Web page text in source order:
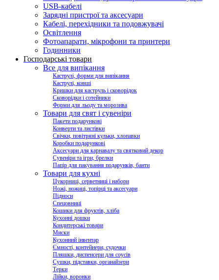
USB-кабелі
Зарядні пристрої та аксесуари
Кабелі, перехідники та подовжувачі
Освітлення
Фотоапарати, мікрофони та принтери
Годинники
Господарські товари
Все для випікання
Каструлі, форми для випікання
Каструлі, ковші
Кришки для каструль і сковорідок
Сковорідки і сотейники
Форми для льоду та морозива
Товари для свят і сувеніри
Пакети подарункові
Конверти та листівки
Свічки, повітряні кульки, хлопавки
Коробки подарункові
Аксесуари для карнавалу та святковий декор
Сувеніри та ігри, брелки
Папір для пакування подарунків, банти
Товари для кухні
Цукорниці, серветниці і набори
Ножі, ножиці, топірці та аксесуари
Підноси
Спецовниці
Кошики для фруктів, хліба
Кухонні дошки
Кондитерські товари
Миски
Кухонний інвентар
Ємності, контейнери, судочки
Пляшки, диспенсери для соусів
Сушки, підставки, органайзери
Терки
Лійки, воронки